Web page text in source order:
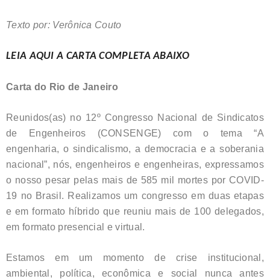
Texto por: Verônica Couto
LEIA AQUI A CARTA COMPLETA ABAIXO
Carta do Rio de Janeiro
Reunidos(as) no 12º Congresso Nacional de Sindicatos
de Engenheiros (CONSENGE) com o tema “A
engenharia, o sindicalismo, a democracia e a soberania
nacional”, nós, engenheiros e engenheiras, expressamos
o nosso pesar pelas mais de 585 mil mortes por COVID-
19 no Brasil. Realizamos um congresso em duas etapas
e em formato híbrido que reuniu mais de 100 delegados,
em formato presencial e virtual.
Estamos em um momento de crise institucional,
ambiental, política, econômica e social nunca antes